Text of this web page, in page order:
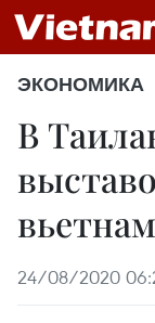
ЭКОНОМИКА
В
24/08/2020